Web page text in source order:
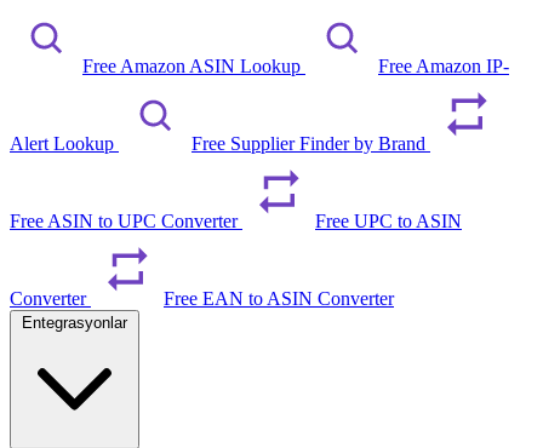
Free Amazon ASIN Lookup Free Amazon IP-
Alert Lookup Free Supplier Finder by Brand
Free ASIN to UPC Converter Free UPC to ASIN
Converter Free EAN to ASIN Converter
Entegrasyonlar